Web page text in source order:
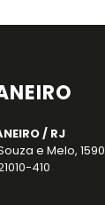
/ RJ
e Melo, 1590
410